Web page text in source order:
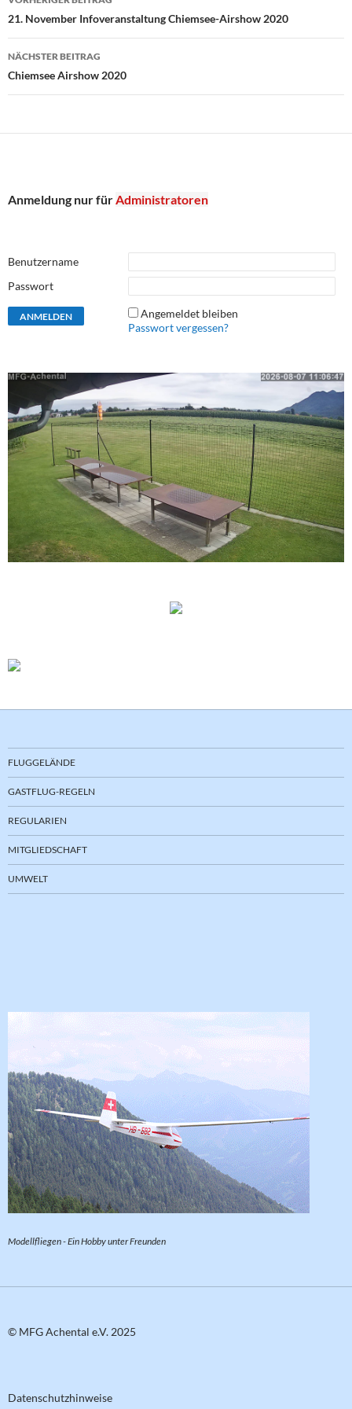
21. November Infoveranstaltung Chiemsee-Airshow 2020
NÄCHSTER BEITRAG
Chiemsee Airshow 2020
Anmeldung nur fürAdministratoren
Benutzername
Passwort
Angemeldet bleiben
Passwort vergessen?
FLUGGELÄNDE
GASTFLUG-REGELN
REGULARIEN
MITGLIEDSCHAFT
UMWELT
Modellfliegen - Ein Hobby unter Freunden
© MFG Achental e.V. 2025
Datenschutzhinweise